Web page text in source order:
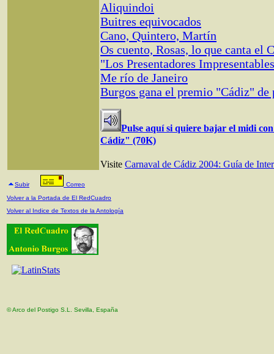
Aliquindoi
Buitres equivocados
Cano, Quintero, Martín
Os cuento, Rosas, lo que canta el
"Los Presentadores
Me río de Janeiro
Burgos gana el premio "Cádiz"
Pulse aquí si quiere bajar el midi
Cádiz" (70K)
Visite Carnaval de Cádiz 2004: Guía de
Subir
Correo
Volver a la Portada de El RedCuadro
Volver al Indice de Textos de la Antología
© Arco del Postigo S.L. Sevilla, España